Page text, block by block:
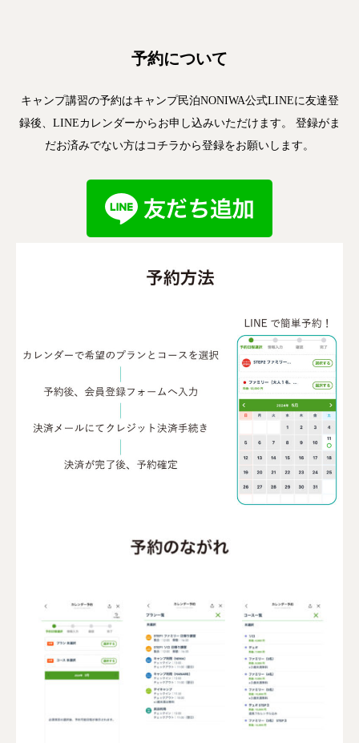
予約について
キャンプ講習の予約はキャンプ民泊NONIWA公式LINEに友達登
録後、LINEカレンダーからお申し込みいただけます。 登録がま
だお済みでない方はコチラから登録をお願いします。